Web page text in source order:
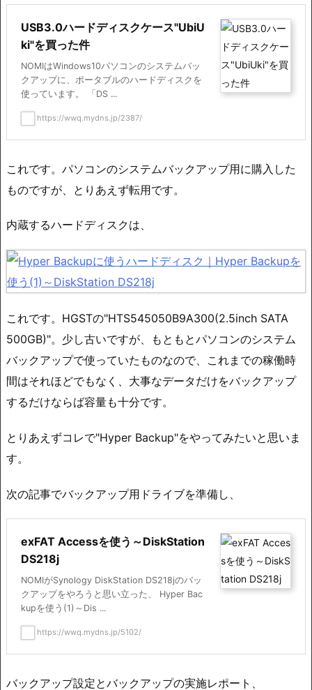
USB3.0ハードディスクケース"UbiU
ki"を買った件
NOMIはWindows10パソコンのシステムバッ
クアップに、ポータブルのハードディスクを
使っています。 「DS ...
https://wwq.mydns.jp/2387/
これです。パソコンのシステムバックアップ用に購入した
ものですが、とりあえず転用です。
内蔵するハードディスクは、
これです。HGSTの"HTS545050B9A300(2.5inch SATA
500GB)"。少し古いですが、もともとパソコンのシステム
バックアップで使っていたものなので、これまでの稼働時
間はそれほどでもなく、大事なデータだけをバックアップ
するだけならば容量も十分です。
とりあえずコレで"Hyper Backup"をやってみたいと思いま
す。
次の記事でバックアップ用ドライブを準備し、
exFAT Accessを使う～DiskStation
DS218j
NOMIがSynology DiskStation DS218jのバッ
クアップをやろうと思い立った、 Hyper Bac
kupを使う(1)～Dis ...
https://wwq.mydns.jp/5102/
バックアップ設定とバックアップの実施レポート、